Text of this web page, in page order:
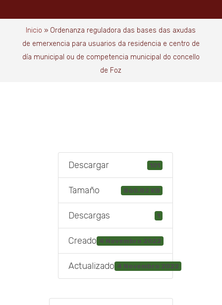
Inicio » Ordenanza reguladora das bases das axudas
de emerxencia para usuarios da residencia e centro de
día municipal ou de competencia municipal do concello
de Foz
Descargar 101
Tamaño 860.82 KB
Descargas 1
Creado 4 Novembro 2022
Actualizado 4 Novembro 2022